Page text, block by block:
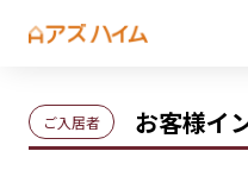
ご入居者 お客様イ